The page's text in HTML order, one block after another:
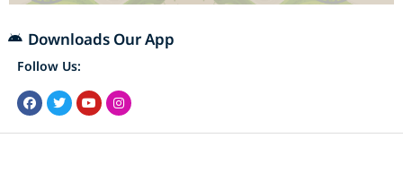
Downloads Our App
Follow Us: